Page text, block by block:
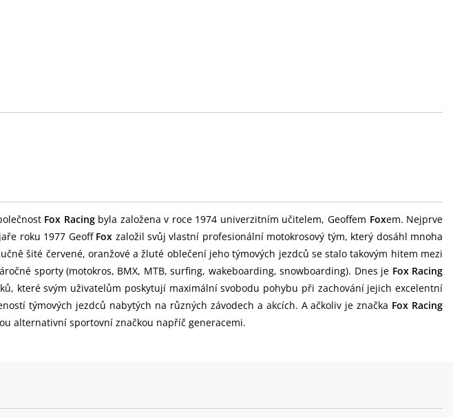
Fox Racingbyla založena v roce 1974 univerzitním učitelem, Geoffem Foxem. Nejprve
roku 1977 Geoff Fox založil svůj vlastní profesionální motokrosový tým, který dosáhl mnoha
šité červené, oranžové a žluté oblečení jeho týmových jezdců se stalo takovým hitem mezi
sporty (motokros, BMX, MTB, surfing, wakeboarding, snowboarding). Dnes je Fox Racing
které svým uživatelům poskytují maximální svobodu pohybu při zachování jejich excelentní
týmových jezdců nabytých na různých závodech a akcích. A ačkoliv je značka Fox Racing
alternativní sportovní značkou napříč generacemi.